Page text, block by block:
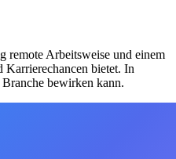
remote Arbeitsweise und einem
Karrierechancen bietet. In
bewirken kann.